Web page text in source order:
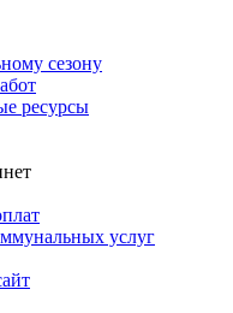
сезону
ресурсы
услуг